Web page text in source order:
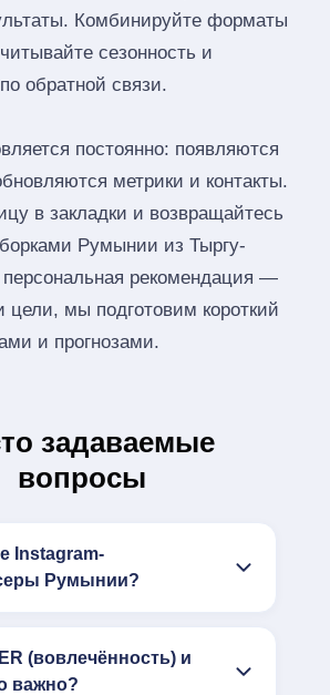
Комбинируйте форматы
сезонность и
обратной связи.
постоянно: появляются
метрики и контакты.
в закладки и возвращайтесь
Румынии из Тыргу-
рекомендация —
мы подготовим короткий
и прогнозами.
задаваемые
вопросы
Instagram-
Румынии?
(вовлечённость) и
важно?